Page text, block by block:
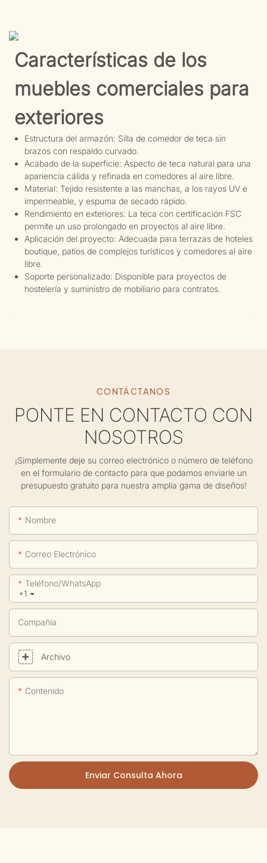
Características de los
muebles comerciales para
exteriores
Estructura del armazón: Silla de comedor de teca sin
brazos con respaldo curvado.
Acabado de la superficie: Aspecto de teca natural para una
apariencia cálida y refinada en comedores al aire libre.
Material: Tejido resistente a las manchas, a los rayos UV e
impermeable, y espuma de secado rápido.
Rendimiento en exteriores: La teca con certificación FSC
permite un uso prolongado en proyectos al aire libre.
Aplicación del proyecto: Adecuada para terrazas de hoteles
boutique, patios de complejos turísticos y comedores al aire
libre.
Soporte personalizado: Disponible para proyectos de
hostelería y suministro de mobiliario para contratos.
CONTÁCTANOS
PONTE EN CONTACTO CON
NOSOTROS
¡Simplemente deje su correo electrónico o número de teléfono
en el formulario de contacto para que podamos enviarle un
presupuesto gratuito para nuestra amplia gama de diseños!
Nombre
Correo Electrónico
+1
Teléfono/WhatsApp
Compañía
Archivo
Contenido
Enviar Consulta Ahora